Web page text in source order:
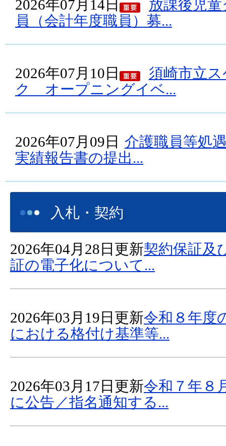
2026年07月14日
放課後児
員（会計年度職員）募...
2026年07月10日
須崎市立
ク オープニングイベ...
2026年07月09日 介護職員等処
実績報告書の提出...
入札・契約
2026年04月28日更新契約保証及
証の電子化について...
2026年03月19日更新令和８年度
における格付け基準等...
2026年03月17日更新令和７年８
に公告／指名通知する...